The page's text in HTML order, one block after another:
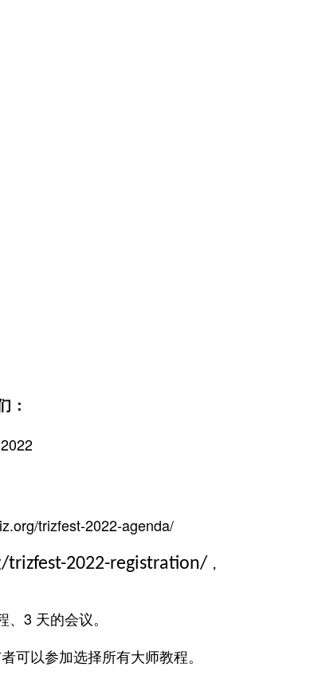
：
trizfest-2022-agenda/
2022-registration/ ，
3 天的会议。
可以参加选择所有大师教程。